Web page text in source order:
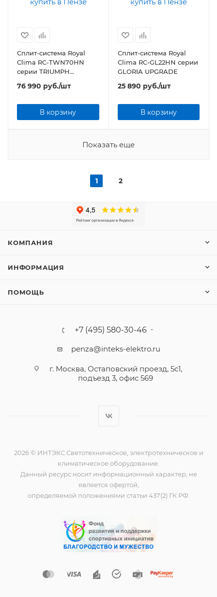
Сплит-система Royal
Clima RC-TWN70HN
серии TRIUMPH
76 990 руб./шт
В корзину
Сплит-система Royal
Clima RC-GL22HN серии
GLORIA UPGRADE
25 890 руб./шт
В корзину
Показать еще
1 2
КОМПАНИЯ
ИНФОРМАЦИЯ
ПОМОЩЬ
+7 (495) 580-30-46
penza@inteks-elektro.ru
г. Москва, Остаповский проезд, 5с1,
подъезд 3, офис 569
2026 © ИНТЭКС Светотехническое, электротехническое и
климатическое оборудование.
Данный ресурс носит информационный характер, не
является офертой,
определяемой положениями статьи 437(2) ГК РФ.